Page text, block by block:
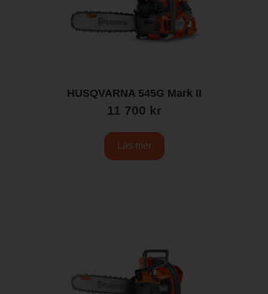
HUSQVARNA 545G Mark II
11 700 kr
Läs mer